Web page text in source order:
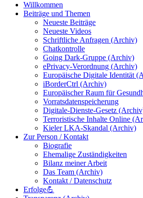
Willkommen
Beiträge und Themen
Neueste Beiträge
Neueste Videos
Schriftliche Anfragen (Archiv)
Chatkontrolle
Going Dark-Gruppe (Archiv)
ePrivacy-Verordnung (Archiv)
Europäische Digitale Identität
iBorderCtrl (Archiv)
Europäischer Raum für
Vorratsdatenspeicherung
Digitale-Dienste-Gesetz
Terroristische Inhalte Online
Kieler LKA-Skandal (Archiv)
Zur Person / Kontakt
Biografie
Ehemalige Zuständigkeiten
Bilanz meiner Arbeit
Das Team (Archiv)
Kontakt / Datenschutz
Erfolge💪